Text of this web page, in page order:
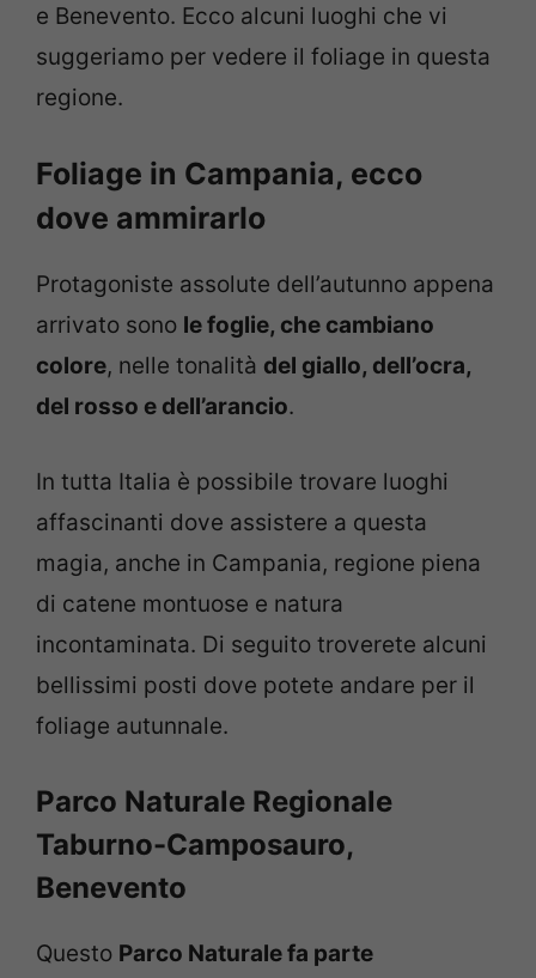
e Benevento. Ecco alcuni luoghi che vi
suggeriamo per vedere il foliage in questa
regione.
Foliage in Campania, ecco
dove ammirarlo
Protagoniste assolute dell’autunno appena
arrivato sono le foglie, che cambiano
colore, nelle tonalità del giallo, dell’ocra,
del rosso e dell’arancio.
In tutta Italia è possibile trovare luoghi
affascinanti dove assistere a questa
magia, anche in Campania, regione piena
di catene montuose e natura
incontaminata. Di seguito troverete alcuni
bellissimi posti dove potete andare per il
foliage autunnale.
Parco Naturale Regionale
Taburno-Camposauro,
Benevento
Questo Parco Naturale fa parte